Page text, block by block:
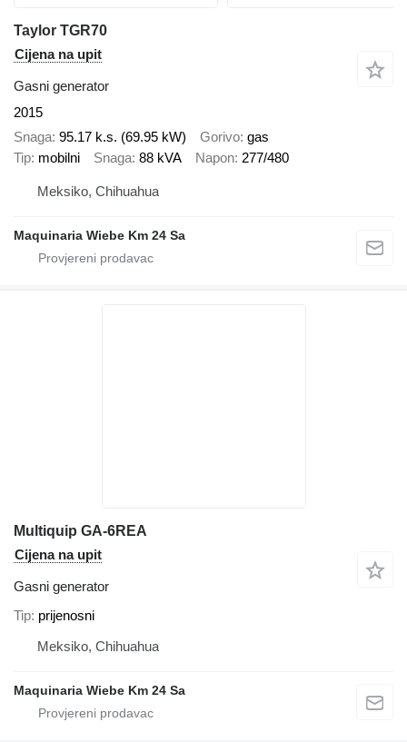
Taylor TGR70
Cijena na upit
Gasni generator
2015
Snaga 95.17 k.s. (69.95 kW) Gorivo gas
Tip mobilni Snaga 88 kVA Napon 277/480
Meksiko, Chihuahua
Maquinaria Wiebe Km 24 Sa
Multiquip GA-6REA
Cijena na upit
Gasni generator
Tip prijenosni
Meksiko, Chihuahua
Maquinaria Wiebe Km 24 Sa